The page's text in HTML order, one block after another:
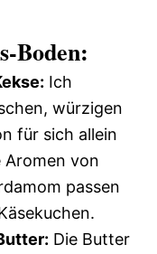
Boden:
Ich
würzigen
für sich allein
Aromen von
passen
Die Butter